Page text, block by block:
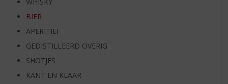
BIER
APERITIEF
GEDISTILLEERD OVERIG
SHOTJES
KANT EN KLAAR